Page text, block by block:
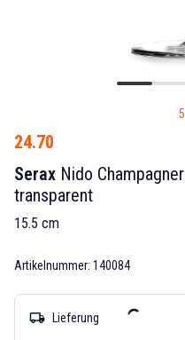
24.70
Serax Nido
transparent
15.5 cm
Artikelnummer: 140084
local_shipping Lieferung